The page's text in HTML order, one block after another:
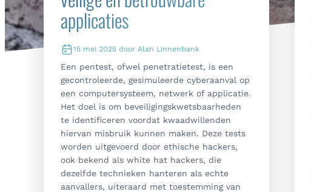
applicaties
15 mei 2025 door Alan Linnenbank
Een pentest, ofwel penetratietest, is een
gecontroleerde, gesimuleerde cyberaanval op
een computersysteem, netwerk of applicatie.
Het doel is om beveiligingskwetsbaarheden
te identificeren voordat kwaadwillenden
hiervan misbruik kunnen maken. Deze tests
worden uitgevoerd door ethische hackers,
ook bekend als white hat hackers, die
dezelfde technieken hanteren als echte
aanvallers, uiteraard met toestemming van